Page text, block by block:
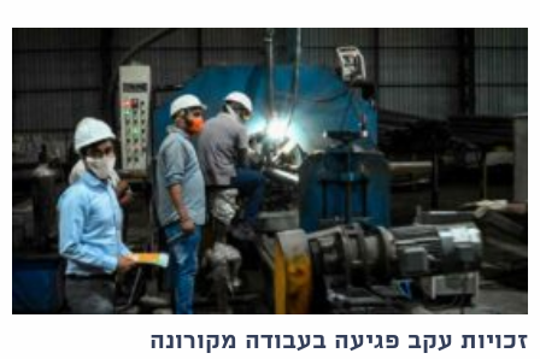
זכויות עקב פגיעה בעבודה מקורונה